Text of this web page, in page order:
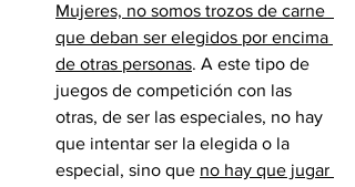
Mujeres, no somos trozos de carne
que deban ser elegidos por encima
de otras personas. A este tipo de
juegos de competición con las
otras, de ser las especiales, no hay
que intentar ser la elegida o la
especial, sino que no hay que jugar